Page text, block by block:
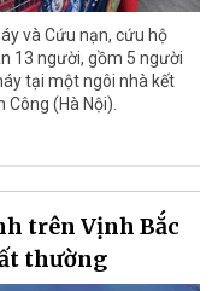
và Cứu nạn, cứu hộ
13 người, gồm 5 người
tại một ngôi nhà kết
(Hà Nội).
trên Vịnh Bắc
thường